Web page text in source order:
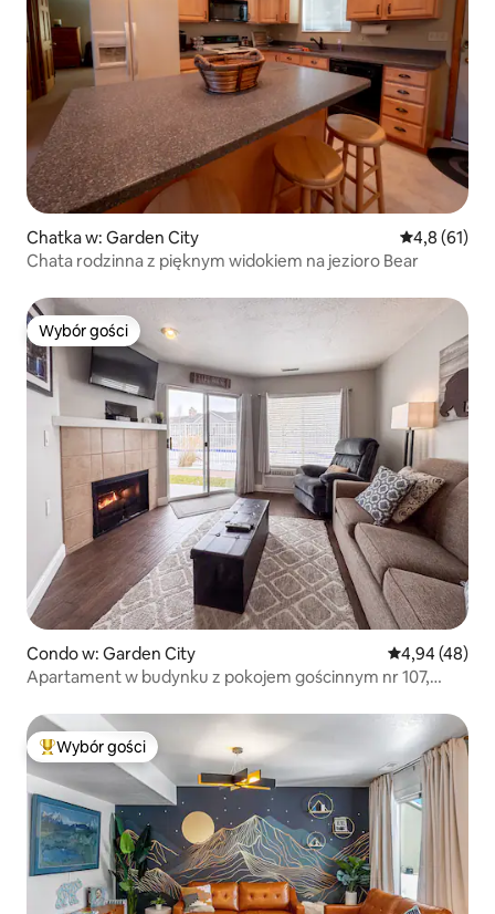
Chatka w: Garden City Średnia
4,8 (61)
Chata rodzinna z pięknym widokiem na jezioro Bear
Wybór gości
Wybór gości
Condo w: Garden City Średnia
4,94 (48)
Apartament w budynku z pokojem gościnnym nr 107,
Najpopularniejsze z kategorii Wybór gości
Wybór gości